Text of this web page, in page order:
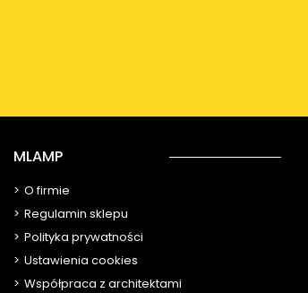
MLAMP
O firmie
Regulamin sklepu
Polityka prywatności
Ustawienia cookies
Współpraca z architektami